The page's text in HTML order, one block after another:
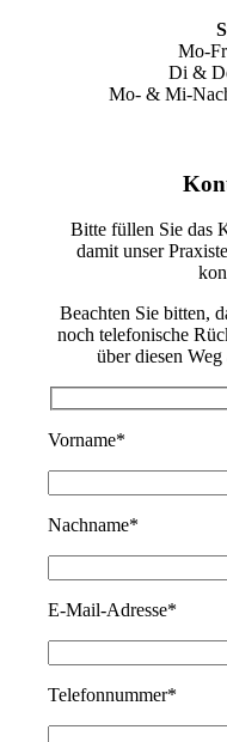
Mo-
Di &
Mo- & Mi-
Bitte füllen Sie das
damit unser
Beachten Sie bitten,
noch telefonische
über diesen
Vorname*
Nachname*
E-Mail-Adresse*
Telefonnummer*